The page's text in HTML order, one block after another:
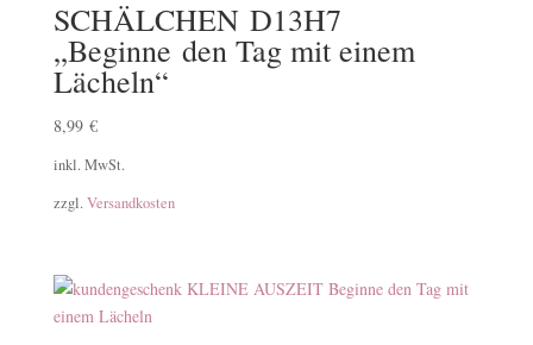
SCHÄLCHEN D13H7
„Beginne den Tag mit einem
Lächeln“
8,99 €
inkl. MwSt.
zzgl. Versandkosten